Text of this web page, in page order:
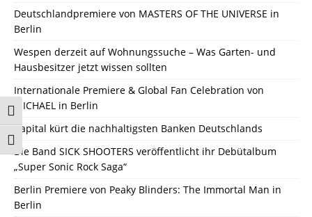
Umschalten auf hohe Kontraste
Schrift vergrößern
Deutschlandpremiere von MASTERS OF THE UNIVERSE in
Berlin
Wespen derzeit auf Wohnungssuche – Was Garten- und
Hausbesitzer jetzt wissen sollten
Internationale Premiere & Global Fan Celebration von
MICHAEL in Berlin
Capital kürt die nachhaltigsten Banken Deutschlands
Die Band SICK SHOOTERS veröffentlicht ihr Debütalbum
„Super Sonic Rock Saga“
Berlin Premiere von Peaky Blinders: The Immortal Man in
Berlin